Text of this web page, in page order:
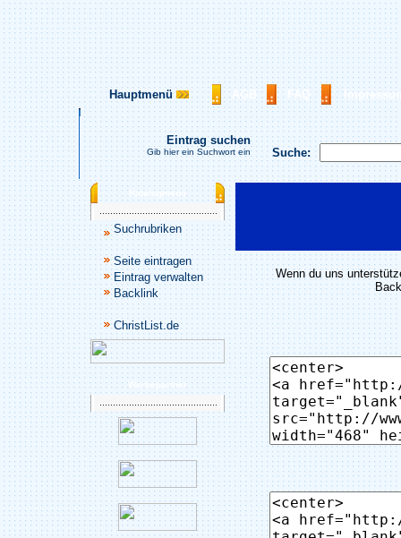
Hauptmenü AGB FAQ
Suche:
Eintrag suchen
Gib hier ein Suchwort ein
Katalogmenü
Suchrubriken
Seite eintragen
Eintrag verwalten
Backlink
ChristList.de
Werbepartner
Wenn du uns